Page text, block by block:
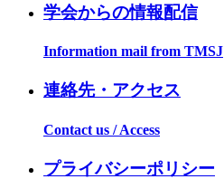
学会からの情報配信
Information mail from TMSJ
連絡先・アクセス
Contact us / Access
プライバシーポリシー